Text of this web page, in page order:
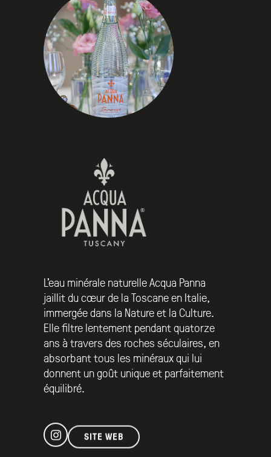
L’eau minérale naturelle Acqua Panna
jaillit du cœur de la Toscane en Italie,
immergée dans la Nature et la Culture.
Elle filtre lentement pendant quatorze
ans à travers des roches séculaires, en
absorbant tous les minéraux qui lui
donnent un goût unique et parfaitement
équilibré.
SITE WEB